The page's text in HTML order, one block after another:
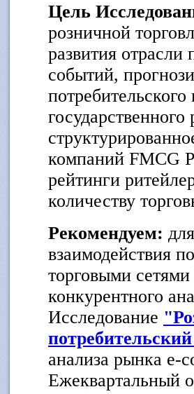
Цель
розничной
развития
событий,
компаний FMCG
рейтинги
количеству
Рекомендуем:
взаимодействия
торговыми
конкурентного
Исследование
анализа рынка e-
Ежеквартальный